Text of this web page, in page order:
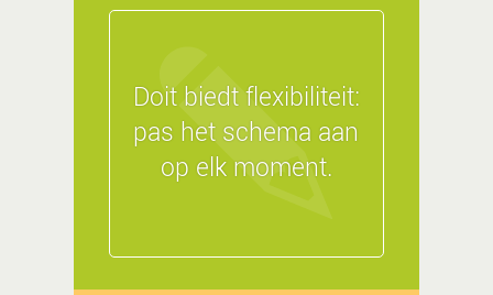
Doit biedt flexibiliteit:
pas het schema aan
op elk moment.